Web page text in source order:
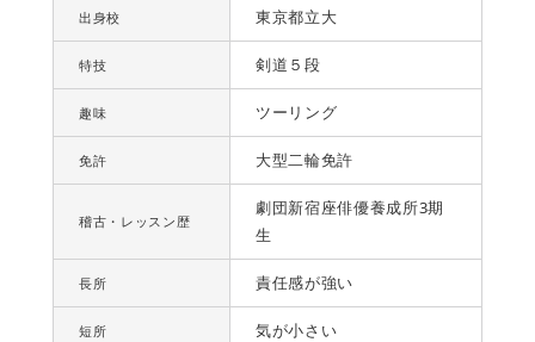
出身校 東京都立大
特技 剣道５段
趣味 ツーリング
免許 大型二輪免許
稽古・レッスン歴
劇団新宿座俳優養成所3期
生
長所 責任感が強い
短所 気が小さい